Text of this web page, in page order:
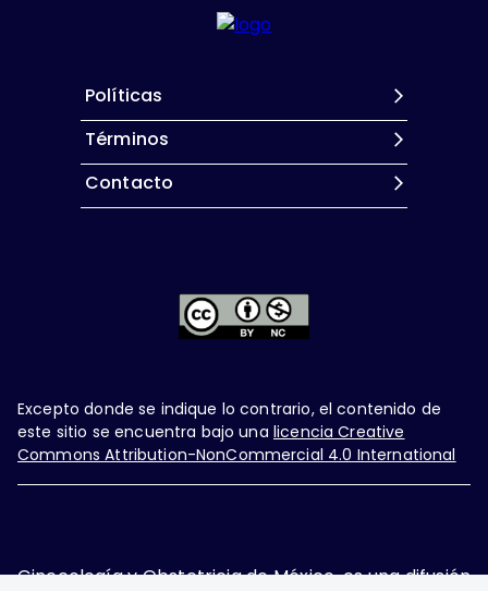
Políticas
Términos
Contacto
Excepto donde se indique lo contrario, el contenido de
este sitio se encuentra bajo una licencia Creative
Commons Attribution-NonCommercial 4.0 International
Ginecología y Obstetricia de México, es una difusión